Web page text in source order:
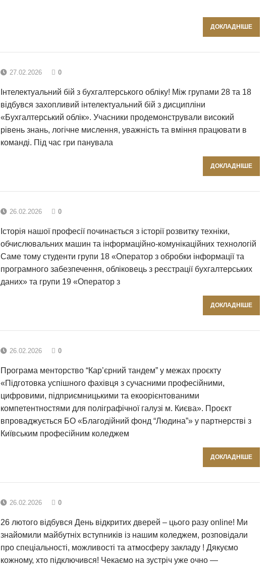
ДОКЛАДНІШЕ
27.02.2026 0
Інтелектуальний бій з бухгалтерського обліку! Між групами 28 та 18
відбувся захопливий інтелектуальний бій з дисципліни
«Бухгалтерський облік». Учасники продемонстрували високий
рівень знань, логічне мислення, уважність та вміння працювати в
команді. Під час гри панувала
ДОКЛАДНІШЕ
26.02.2026 0
Історія нашої професії починається з історії розвитку техніки,
обчислювальних машин та інформаційно-комунікаційних технологій
Саме тому студенти групи 18 «Оператор з обробки інформації та
програмного забезпечення, обліковець з реєстрації бухгалтерських
даних» та групи 19 «Оператор з
ДОКЛАДНІШЕ
26.02.2026 0
Програма менторство “Кар’єрний тандем” у межах проєкту
«Підготовка успішного фахівця з сучасними професійними,
цифровими, підприємницькими та екоорієнтованими
компетентностями для поліграфічної галузі м. Києва». Проєкт
впроваджується БО «Благодійний фонд “Людина”» у партнерстві з
Київським професійним коледжем
ДОКЛАДНІШЕ
26.02.2026 0
26 лютого відбувся День відкритих дверей – цього разу online! Ми
знайомили майбутніх вступників із нашим коледжем, розповідали
про спеціальності, можливості та атмосферу закладу ! Дякуємо
кожному, хто підключився! Чекаємо на зустріч уже очно —